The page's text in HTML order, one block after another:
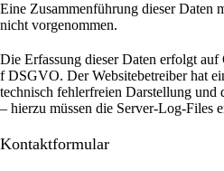
Eine Zusammenführung dieser Daten
nicht vorgenommen.
Die Erfassung dieser Daten erfolgt
f DSGVO. Der Websitebetreiber hat
technisch fehlerfreien Darstellung und
– hierzu müssen die Server-Log-Files
Kontaktformular